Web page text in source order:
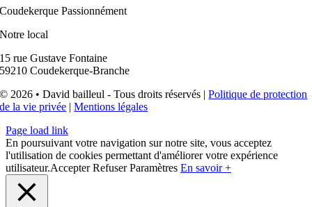
Coudekerque Passionnément
Notre local
15 rue Gustave Fontaine
59210 Coudekerque-Branche
© 2026 • David bailleul - Tous droits réservés |Politique de protection
de la vie privée |Mentions légales
Page load link
En poursuivant votre navigation sur notre site, vous acceptez
l'utilisation de cookies permettant d'améliorer votre expérience
utilisateur.Accepter Refuser Paramètres En savoir +